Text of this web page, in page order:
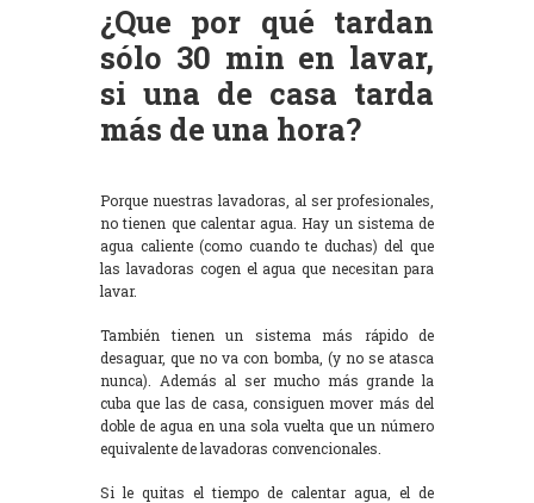
¿Que por qué tardan
sólo 30 min en lavar,
si una de casa tarda
más de una hora?
Porque nuestras lavadoras, al ser profesionales,
no tienen que calentar agua. Hay un sistema de
agua caliente (como cuando te duchas) del que
las lavadoras cogen el agua que necesitan para
lavar.
También tienen un sistema más rápido de
desaguar, que no va con bomba, (y no se atasca
nunca). Además al ser mucho más grande la
cuba que las de casa, consiguen mover más del
doble de agua en una sola vuelta que un número
equivalente de lavadoras convencionales.
Si le quitas el tiempo de calentar agua, el de